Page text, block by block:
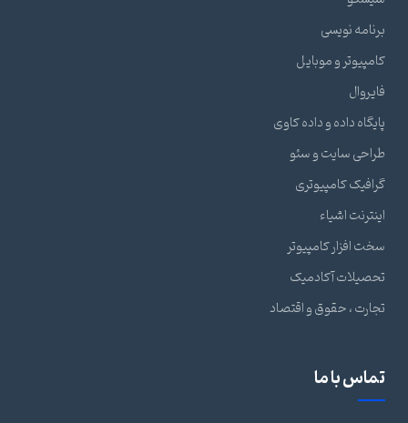
برنامه نویسی
کامپیوتر و موبایل
فایروال
پایگاه داده و داده کاوی
طراحی سایت و سئو
گرافیک کامپیوتری
اینترنت اشیاء
سخت افزار کامپیوتر
تحصیلات آکادمیک
تجارت ، حقوق و اقتصاد
تماس با ما